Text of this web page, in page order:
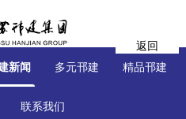
新闻 多元邗建 精品邗建
联系我们
返回